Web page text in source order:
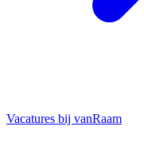
Vacatures bij vanRaam